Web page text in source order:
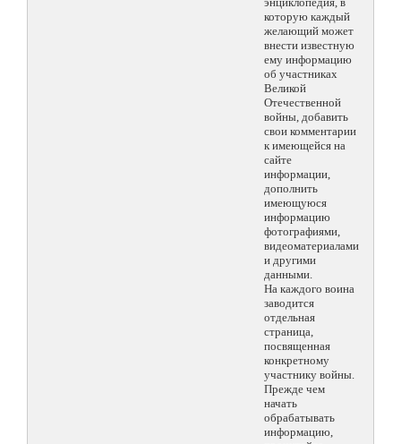
которую каждый
желающий может
внести известную
ему информацию
об участниках
Великой
Отечественной
войны, добавить
свои комментарии
к имеющейся на
сайте
информации,
дополнить
имеющуюся
информацию
фотографиями,
видеоматериалами
и другими
данными.
На каждого воина
заводится
отдельная
страница,
посвященная
конкретному
участнику войны.
Прежде чем
начать
обрабатывать
информацию,